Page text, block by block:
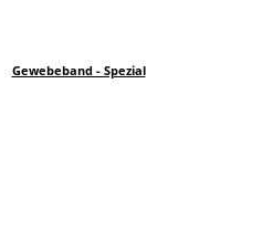
Gewebeband - Spezial